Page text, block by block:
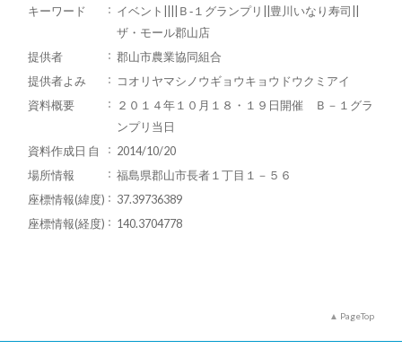
キーワード
イベント||||Ｂ‐１グランプリ||豊川いなり寿司||
ザ・モール郡山店
提供者
郡山市農業協同組合
提供者よみ
コオリヤマシノウギョウキョウドウクミアイ
資料概要
２０１４年１０月１８・１９日開催 Ｂ－１グラ
ンプリ当日
資料作成日 自
2014/10/20
場所情報
福島県郡山市長者１丁目１－５６
座標情報(緯度)
37.39736389
座標情報(経度)
140.3704778
PageTop